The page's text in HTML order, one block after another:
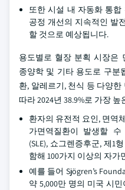
또한 시설 내 자동화 통
공정 개선의 지속적인 발
할 것으로 예상됩니다.
용도별로 혈장 분획 시장은
종양학 및 기타 용도로 구분
환, 알레르기, 천식 등 다양
따라 2024년 38.9%로 가장
환자의 유전적 요인, 면역
가면역질환이 발생할
(SLE), 쇼그렌증후군, 제1
함해 100가지 이상의 자
예를 들어 Sjögren’s
약 5,000만 명의 미국 시